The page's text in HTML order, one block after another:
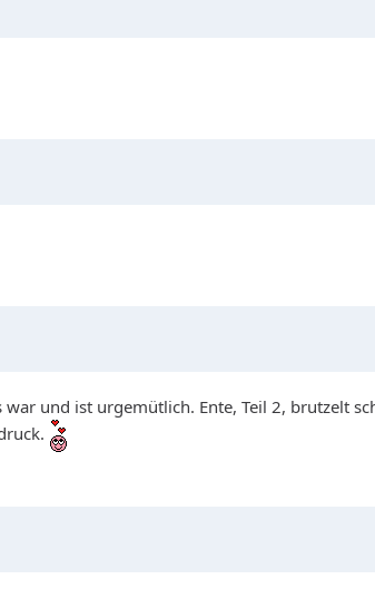
und ist urgemütlich. Ente, Teil 2, brutzelt